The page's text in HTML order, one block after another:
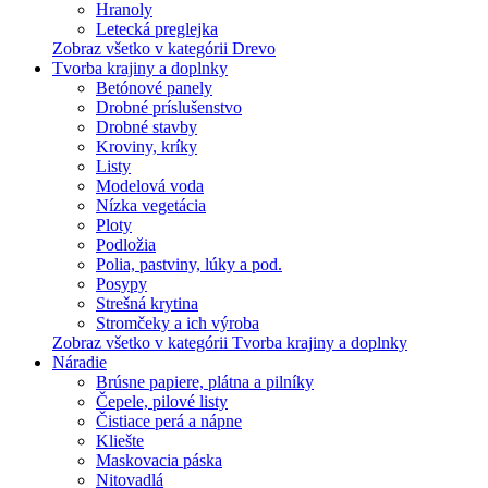
Hranoly
Letecká preglejka
Zobraz všetko v kategórii Drevo
Tvorba krajiny a doplnky
Betónové panely
Drobné príslušenstvo
Drobné stavby
Kroviny, kríky
Listy
Modelová voda
Nízka vegetácia
Ploty
Podložia
Polia, pastviny, lúky a pod.
Posypy
Strešná krytina
Stromčeky a ich výroba
Zobraz všetko v kategórii Tvorba krajiny a doplnky
Náradie
Brúsne papiere, plátna a pilníky
Čepele, pilové listy
Čistiace perá a nápne
Kliešte
Maskovacia páska
Nitovadlá